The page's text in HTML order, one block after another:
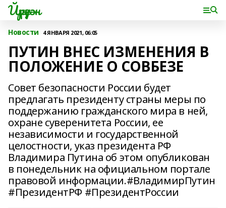
Йүрүҙән
Новости 4 ЯНВАРЯ 2021, 06:05
ПУТИН ВНЕС ИЗМЕНЕНИЯ В
ПОЛОЖЕНИЕ О СОВБЕЗЕ
Совет безопасности России будет
предлагать президенту страны меры по
поддержанию гражданского мира в ней,
охране суверенитета России, ее
независимости и государственной
целостности, указ президента РФ
Владимира Путина об этом опубликован
в понедельник на официальном портале
правовой информации.#ВладимирПутин
#ПрезидентРФ #ПрезидентРоссии